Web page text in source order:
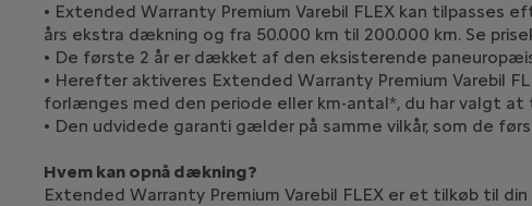
• Extended Warranty Premium Varebil FLEX kan tilpasses
års ekstra dækning og fra 50.000 km til 200.000 km. Se
• De første 2 år er dækket af den eksisterende
• Herefter aktiveres Extended Warranty Premium Varebil
forlænges med den periode eller km-antal*, du har valgt
• Den udvidede garanti gælder på samme vilkår, som de
Hvem kan opnå dækning?
Extended Warranty Premium Varebil FLEX er et tilkøb til